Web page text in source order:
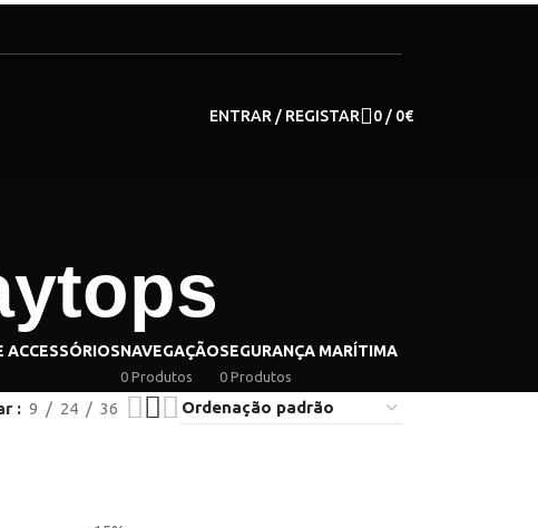
ENTRAR / REGISTAR 0 / 0€
ACCESSÓRIOSNAVEGAÇÃO
0 Produtos
SEGURANÇA MARÍTIMA
0 Produtos
9 24 36